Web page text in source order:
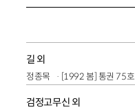
길 외
정종목 [1992 봄] 통권 75호
검정고무신 외